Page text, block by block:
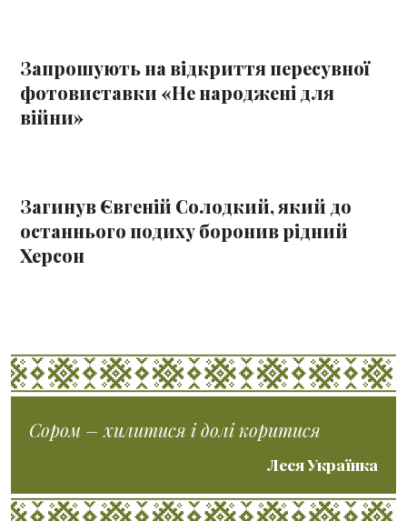
Запрошують на відкриття пересувної
фотовиставки «Не народжені для
війни»
Загинув Євгеній Солодкий, який до
останнього подиху боронив рідний
Херсон
Сором – хилитися і долі коритися
Леся Українка